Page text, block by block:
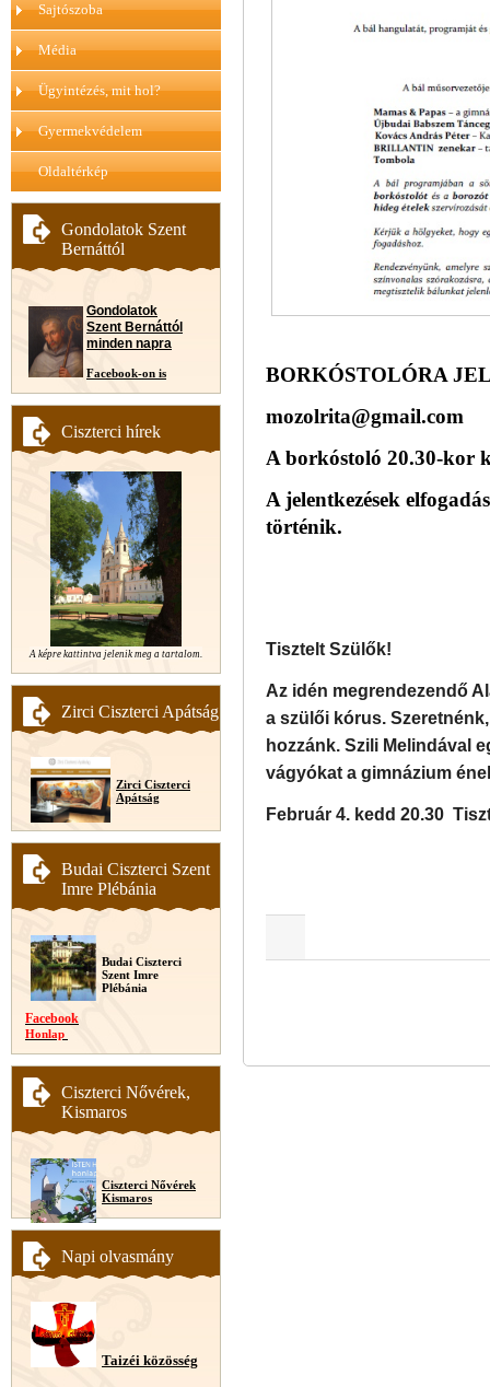
Sajtószoba
Média
Ügyintézés, mit hol?
Gyermekvédelem
Oldaltérkép
Gondolatok Szent
Bernáttól
Gondolatok
Szent Bernáttól
minden napra
Facebook-on is
Ciszterci hírek
A képre kattintva jelenik meg a tartalom.
Zirci Ciszterci Apátság
Zirci Ciszterci
Apátság
Budai Ciszterci Szent
Imre Plébánia
Budai Ciszterci
Szent Imre
Plébánia
Facebook
Honlap
Ciszterci Nővérek,
Kismaros
Ciszterci Nővérek
Kismaros
Napi olvasmány
Taizéi közösség
BORKÓSTOLÓRA
mozolrita@gmail.com
A borkóstoló 20.30-kor
A jelentkezések
történik.
Tisztelt Szülők!
Az idén megrendezendő
a szülői kórus.
hozzánk. Szili Melindával
vágyókat a gimnázium
Február 4. kedd 20.30